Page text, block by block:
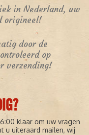
in Nederland, uw
origineel!
door de
op
verzending!
klaar om uw vragen
u uiteraard mailen, wij